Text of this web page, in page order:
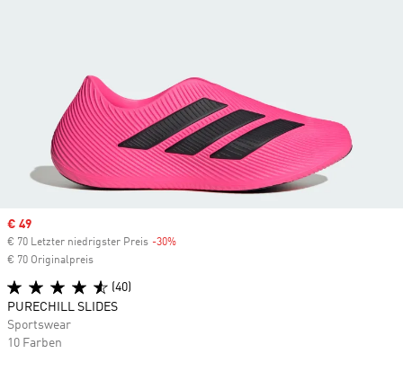
Sale price
€ 49
€ 70 Letzter niedrigster Preis -30%
€ 70 Originalpreis
(40)
PURECHILL SLIDES
Sportswear
10 Farben